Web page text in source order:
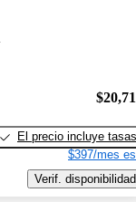
El precio incluye tasas
$397/mes
Verif. disponibilidad